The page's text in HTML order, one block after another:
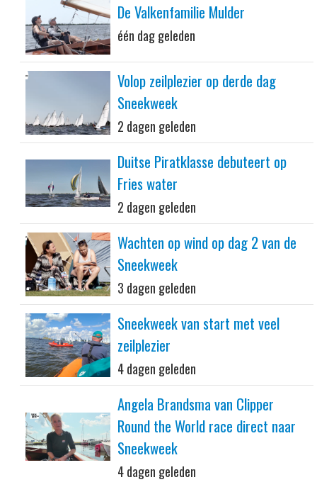
De Valkenfamilie Mulder
één dag geleden
Volop zeilplezier op derde dag
Sneekweek
2 dagen geleden
Duitse Piratklasse debuteert op
Fries water
2 dagen geleden
Wachten op wind op dag 2 van de
Sneekweek
3 dagen geleden
Sneekweek van start met veel
zeilplezier
4 dagen geleden
Angela Brandsma van Clipper
Round the World race direct naar
Sneekweek
4 dagen geleden